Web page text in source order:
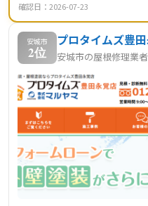
確認日：2026-07-23
安城市
2位
プロタイムズ豊
安城市の屋根修理業者